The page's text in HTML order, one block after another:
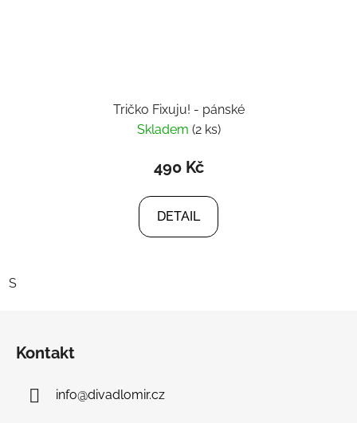
Tričko Fixuju! - pánské
Skladem (2 ks)
490 Kč
DETAIL
S
Kontakt
info@divadlomir.cz